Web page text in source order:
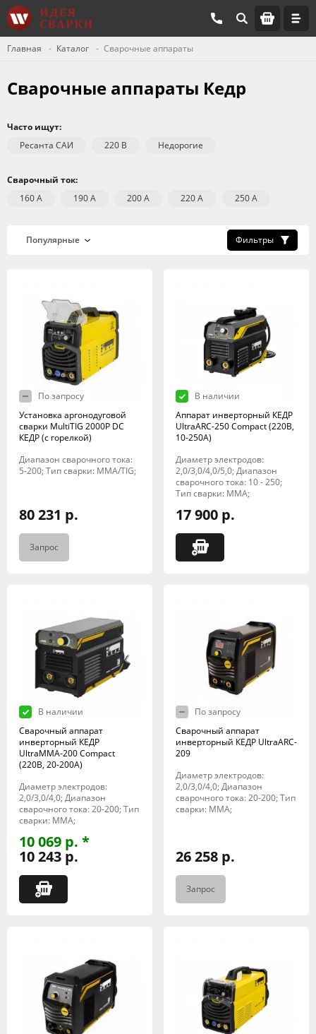
Главная Каталог Сварочные аппараты
Сварочные аппараты Кедр
Часто ищут:
Ресанта САИ
220 В Недорогие
Сварочный ток:
160 А
190 А 200 А 220 А 250 А
Фильтры
По запросу
Установка аргонодуговой
сварки MultiTIG 2000P DC
КЕДР (с горелкой)
Диапазон сварочного тока:
5-200; Тип сварки: MMA/TIG;
80 231 р.
Запрос
В наличии
Аппарат инверторный КЕДР
UltraARC-250 Compact (220В,
10-250А)
Диаметр электродов:
2,0/3,0/4,0/5,0; Диапазон
сварочного тока: 10 - 250;
Тип сварки: MMA;
17 900 р.
В наличии
Сварочный аппарат
инверторный КЕДР
UltraMMA-200 Compact
(220В, 20-200А)
Диаметр электродов:
2,0/3,0/4,0; Диапазон
сварочного тока: 20-200; Тип
сварки: MMA;
10 069 р. *
10 243 р.
По запросу
Сварочный аппарат
инверторный КЕДР UltraARC-
209
Диаметр электродов:
2,0/3,0/4,0; Диапазон
сварочного тока: 20-200; Тип
сварки: MMA;
26 258 р.
Запрос